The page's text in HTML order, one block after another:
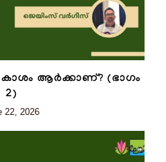
ആർക്കാണ്? (ഭാഗം
2)
22, 2026